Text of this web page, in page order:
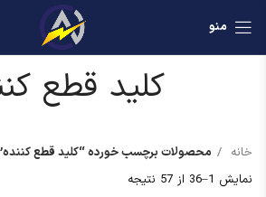
منو
کلید قطع
خانه
محصولات برچسب خورده “کلید قطع
نمایش 1–36 از 57 نتیجه